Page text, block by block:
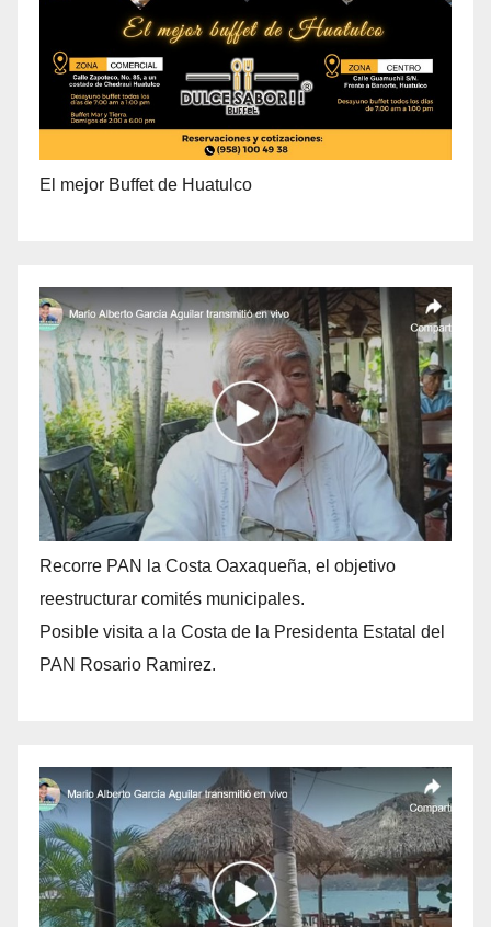
El mejor Buffet de Huatulco
Recorre PAN la Costa Oaxaqueña, el objetivo
reestructurar comités municipales.
Posible visita a la Costa de la Presidenta Estatal del
PAN Rosario Ramirez.